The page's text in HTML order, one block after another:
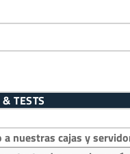
TESTS
nuestras cajas y